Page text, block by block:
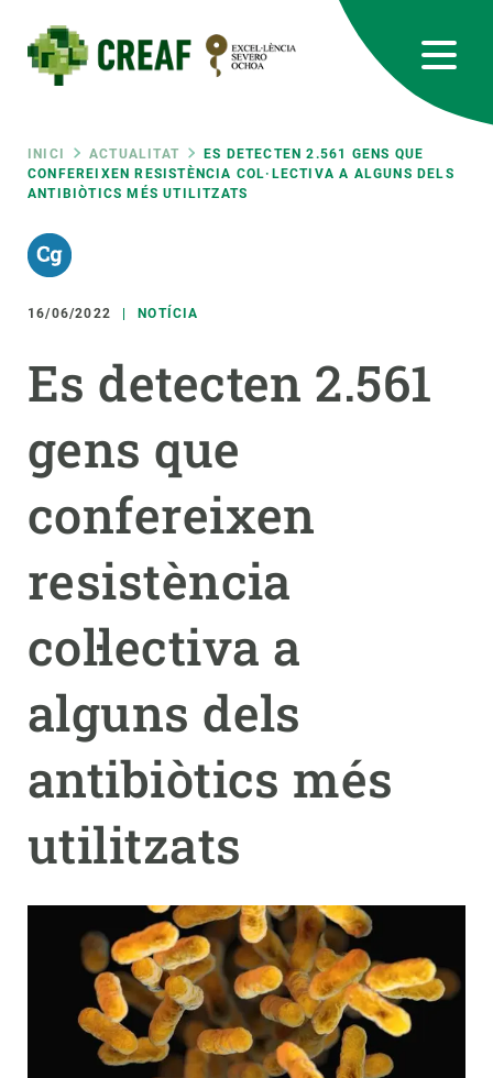
contingut
Fil
d'ariadna
INICI ACTUALITAT
ES DETECTEN 2.561 GENS QUE
CONFEREIXEN RESISTÈNCIA COL·LECTIVA A ALGUNS DELS
ANTIBIÒTICS MÉS UTILITZATS
16/06/2022 NOTÍCIA
Es detecten 2.561
gens que
confereixen
resistència
col·lectiva a
alguns dels
antibiòtics més
utilitzats
RRSS
Featured
responsive
Responsive
menu
RECERCA
CIÈNCIA EN ACCIÓ
NOTÍCIES I AGENDA